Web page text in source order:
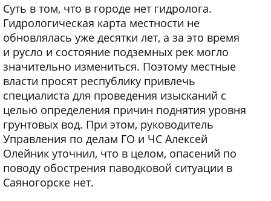
Суть в том, что в городе нет гидролога.
Гидрологическая карта местности не
обновлялась уже десятки лет, а за это время
и русло и состояние подземных рек могло
значительно измениться. Поэтому местные
власти просят республику привлечь
специалиста для проведения изысканий с
целью определения причин поднятия уровня
грунтовых вод. При этом, руководитель
Управления по делам ГО и ЧС Алексей
Олейник уточнил, что в целом, опасений по
поводу обострения паводковой ситуации в
Саяногорске нет.